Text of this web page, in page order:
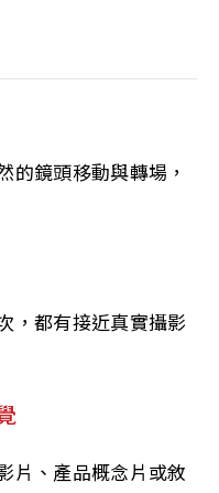
的鏡頭移動與轉場，
，都有接近真實攝影
片、產品概念片或敘